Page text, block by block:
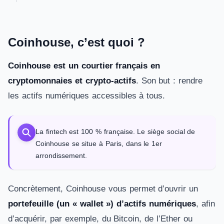
Coinhouse, c’est quoi ?
Coinhouse est un courtier français en
cryptomonnaies et crypto-actifs. Son but : rendre
les actifs numériques accessibles à tous.
La fintech est 100 % française. Le siège social de
Coinhouse se situe à Paris, dans le 1er
arrondissement.
Concrètement, Coinhouse vous permet d’ouvrir un
portefeuille (un « wallet ») d’actifs numériques, afin
d’acquérir, par exemple, du Bitcoin, de l’Ether ou